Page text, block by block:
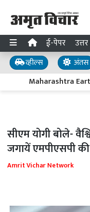
ई-पेपर
व्हील्स अंतस
Maharashtra
सीएम योगी बोले-
जगायें एमपीएसपी
Amrit Vichar Network